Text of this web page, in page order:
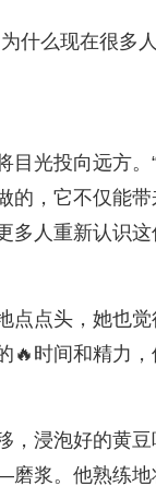
什么现在很多
目光投向远方
的，它不仅能
多人重新认识
点点头，她也
🔥时间和精力
，浸泡好的黄
浆。他熟练地